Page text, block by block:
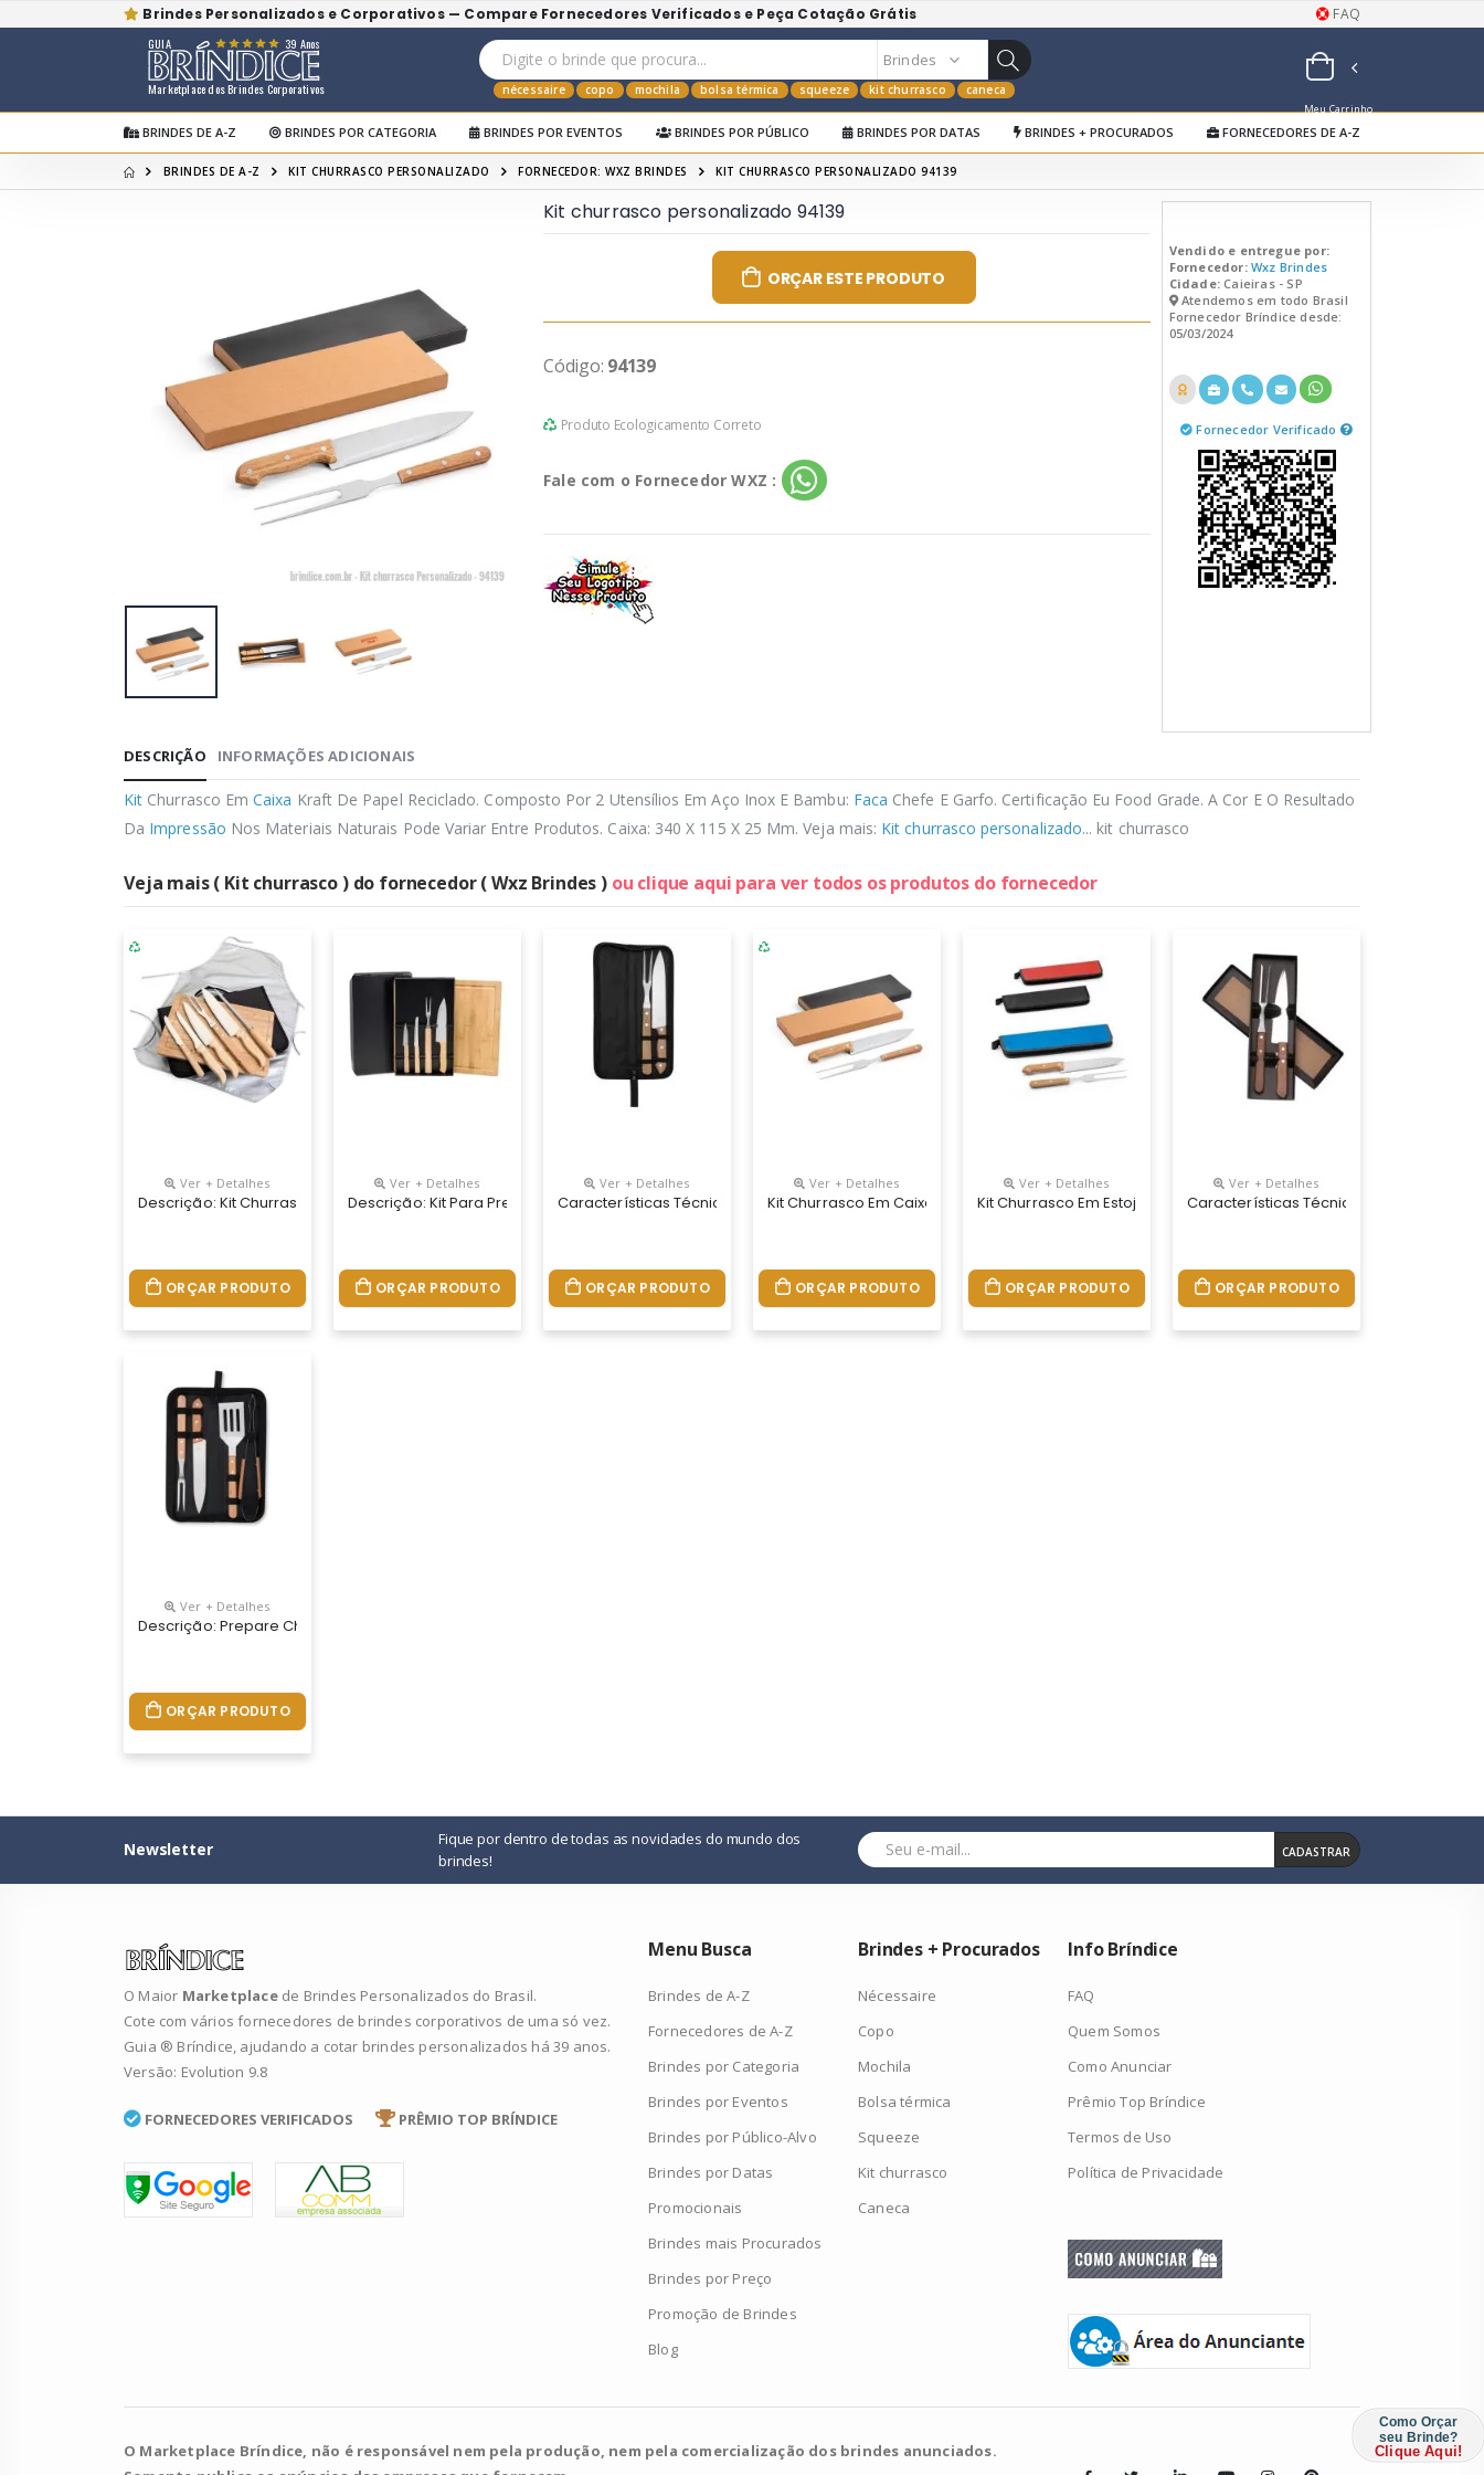
Brindes Personalizados e Corporativos — Compare Fornecedores Verificados e Peça Cotação Grátis FAQ
Marketplace dos Brindes Corporativos
GUIA 39 Anos
nécessaire copo mochila bolsa térmica squeeze kit churrasco caneca
Meu Carrinho
de Orçamentos
BRINDES DE A-Z BRINDES POR CATEGORIA BRINDES POR EVENTOS BRINDES POR PÚBLICO BRINDES POR DATAS BRINDES + PROCURADOS FORNECEDORES DE A-Z
BRINDES DE A-Z KIT CHURRASCO PERSONALIZADO FORNECEDOR: WXZ BRINDES KIT CHURRASCO PERSONALIZADO 94139
Kit churrasco personalizado 94139
ORÇAR ESTE PRODUTO
Código: 94139
Produto Ecologicamento Correto
Fale com o Fornecedor WXZ :
Vendido e entregue por:
Fornecedor: Wxz Brindes
Cidade:Caieiras - SP
Atendemos em todo Brasil
Fornecedor Bríndice desde:
05/03/2024
Fornecedor Verificado
DESCRIÇÃO INFORMAÇÕES ADICIONAIS
Kit Churrasco EmCaixa Kraft De Papel Reciclado. Composto Por 2 Utensílios Em Aço Inox E Bambu: Faca Chefe E Garfo. Certificação Eu Food Grade. A Cor E O Resultado
Da Impressão Nos Materiais Naturais Pode Variar Entre Produtos. Caixa: 340 X 115 X 25 Mm. Veja mais: Kit churrasco personalizado... kit churrasco
Veja mais ( Kit churrasco ) do fornecedor ( Wxz Brindes ) ou clique aqui para ver todos os produtos do fornecedor
Ver + Detalhes
Descrição: Kit Churrasco 8 Peças Com Cabo Em Bambu, Lâminas Em Aço Inox E Avental De Nylon. Acompanha Tábua Em Bambu Com Canaleta, 3 Facas De Corte E Uma Faca De
ORÇAR PRODUTO
Ver + Detalhes
Descrição: Kit Para Preparar Os Churrascos Mais Deliciosos, Composto Por Cinco Peças Com Lâminas Em Aço Inox E Cabos De Madeira. Inclui Três
ORÇAR PRODUTO
Ver + Detalhes
Características Técnicas Material: Inox E Madeira Estojo - Comprimento: 36 Cm Estojo - Largura: 9,8 Cm Faca - Comprimento:
ORÇAR PRODUTO
Ver + Detalhes
Kit Churrasco Em Caixa Kraft De Papel Reciclado. Composto Por 2 Utensílios Em Aço Inox E
ORÇAR PRODUTO
Ver + Detalhes
Kit Churrasco Em Estojo Em 210d Com 2 Utensílios Em Aço Inox E
ORÇAR PRODUTO
Ver + Detalhes
Características Técnicas Material: Inox E
ORÇAR PRODUTO
Ver + Detalhes
Descrição: Prepare Churrascos Memoráveis E Deliciosos Com O Nosso Kit Com Quatro Peças Essenciais: Espátula, Garfo, Pegador E Faca De 7 Polegadas, Todas Em Aço Inox Com
ORÇAR PRODUTO
Newsletter
Fique por dentro de todas as novidades do mundo dos
brindes!
CADASTRAR
O Maior Marketplace de Brindes Personalizados do Brasil.
Cote com vários fornecedores de brindes corporativos de uma só vez.
Guia ® Bríndice, ajudando a cotar brindes personalizados há 39 anos.
Versão: Evolution 9.8
FORNECEDORES VERIFICADOS PRÊMIO TOP BRÍNDICE
Menu Busca
Brindes de A-Z
Fornecedores de A-Z
Brindes por Categoria
Brindes por Eventos
Brindes por Público-Alvo
Brindes por Datas
Promocionais
Brindes mais Procurados
Brindes por Preço
Promoção de Brindes
Blog
Brindes + Procurados
Nécessaire
Copo
Mochila
Bolsa térmica
Squeeze
Kit churrasco
Caneca
Info Bríndice
FAQ
Quem Somos
Como Anunciar
Prêmio Top Bríndice
Termos de Uso
Política de Privacidade
O Marketplace Bríndice, não é responsável nem pela produção, nem pela comercialização dos brindes anunciados.
Como Orçar
seu Brinde?
Clique Aqui!